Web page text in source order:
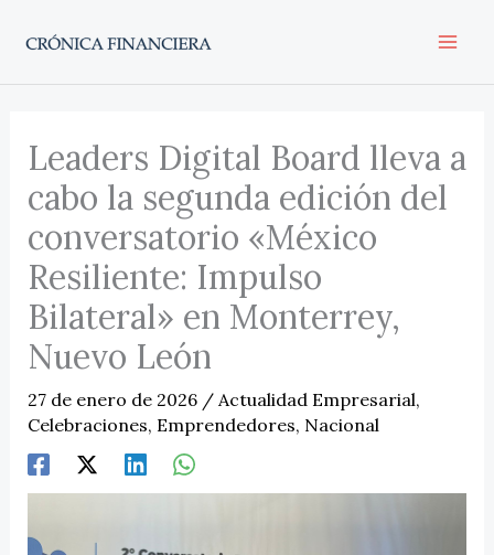
Leaders Digital Board lleva a
cabo la segunda edición del
conversatorio «México
Resiliente: Impulso
Bilateral» en Monterrey,
Nuevo León
27 de enero de 2026 / Actualidad Empresarial,
Celebraciones, Emprendedores, Nacional